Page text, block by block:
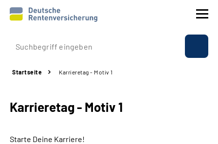
Prävention
Rente
Beratung & Kontakt
Startseite Karrieretag - Motiv 1
Karrieretag - Motiv 1
Starte Deine Karriere!